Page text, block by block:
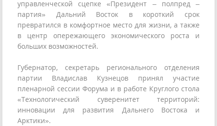
управленческой сцепке «Президент – полпред –
партия» Дальний Восток в короткий срок
превратился в комфортное место для жизни, а также
в центр опережающего экономического роста и
больших возможностей.
Губернатор, секретарь регионального отделения
партии Владислав Кузнецов принял участие
пленарной сессии Форума и в работе Круглого стола
«Технологический суверенитет территорий:
инновации для развития Дальнего Востока и
Арктики».